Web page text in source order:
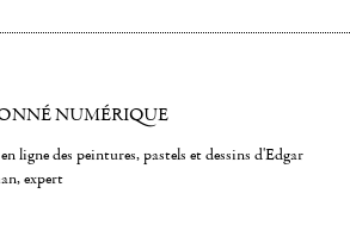
NUMÉRIQUE
ligne des peintures, pastels et dessins d'Edgar
expert